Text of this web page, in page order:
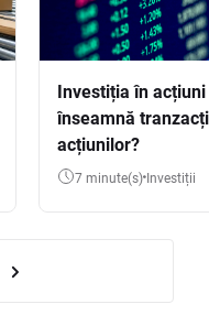
Investiția în
înseamnă
acțiunilor?
7 minute(s) Investiții